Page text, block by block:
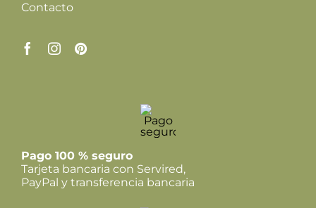
Contacto
Pago 100 % seguro
Tarjeta bancaria con Servired,
PayPal y transferencia bancaria